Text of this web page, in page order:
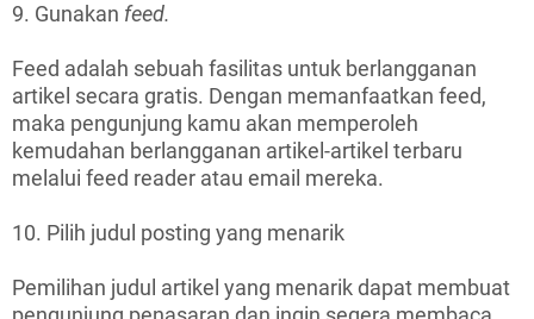
9. Gunakan feed.
Feed adalah sebuah fasilitas untuk berlangganan
artikel secara gratis. Dengan memanfaatkan feed,
maka pengunjung kamu akan memperoleh
kemudahan berlangganan artikel-artikel terbaru
melalui feed reader atau email mereka.
10. Pilih judul posting yang menarik
Pemilihan judul artikel yang menarik dapat membuat